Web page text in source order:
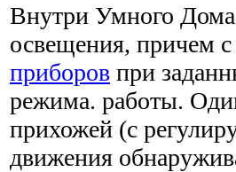
Внутри Умного Дома
освещения, причем
приборов при
режима. работы.
прихожей (с
движения